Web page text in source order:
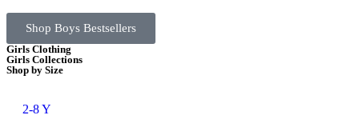
Shop Boys Bestsellers
Girls Clothing
Girls Collections
Shop by Size
2-8 Y